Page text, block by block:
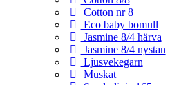
Cotton nr 8
Eco baby bomull
Jasmine 8/4 härva
Jasmine 8/4 nystan
Ljusvekegarn
Muskat